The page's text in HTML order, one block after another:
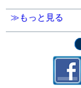
≫もっと見る